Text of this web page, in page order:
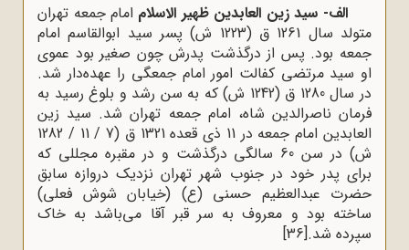
الف- سید زین العابدین ظهیر الاسلام امام جمعه تهران
متولد سال 1261 ق (1223 ش) پسر سید ابوالقاسم امام
جمعه بود. پس از درگذشت پدرش چون صغیر بود عموی
او سید مرتضی کفالت امور امام جمعگی را عهده‌دار شد.
در سال 1280 ق (1242 ش) که به سن رشد و بلوغ رسید به
فرمان ناصرالدین شاه، امام جمعه تهران شد. سید زین
العابدین امام جمعه در 11 ذی قعده 1321 ق (7 / 11 / 1282
ش) در سن 60 سالگی درگذشت و در مقبره مجللی که
برای پدر خود در جنوب شهر تهران نزدیک دروازه سابق
حضرت عبدالعظیم حسنی (ع) (خیابان شوش فعلی)
ساخته بود و معروف به سر قبر آقا می‌باشد به خاک
سپرده شد.[36]